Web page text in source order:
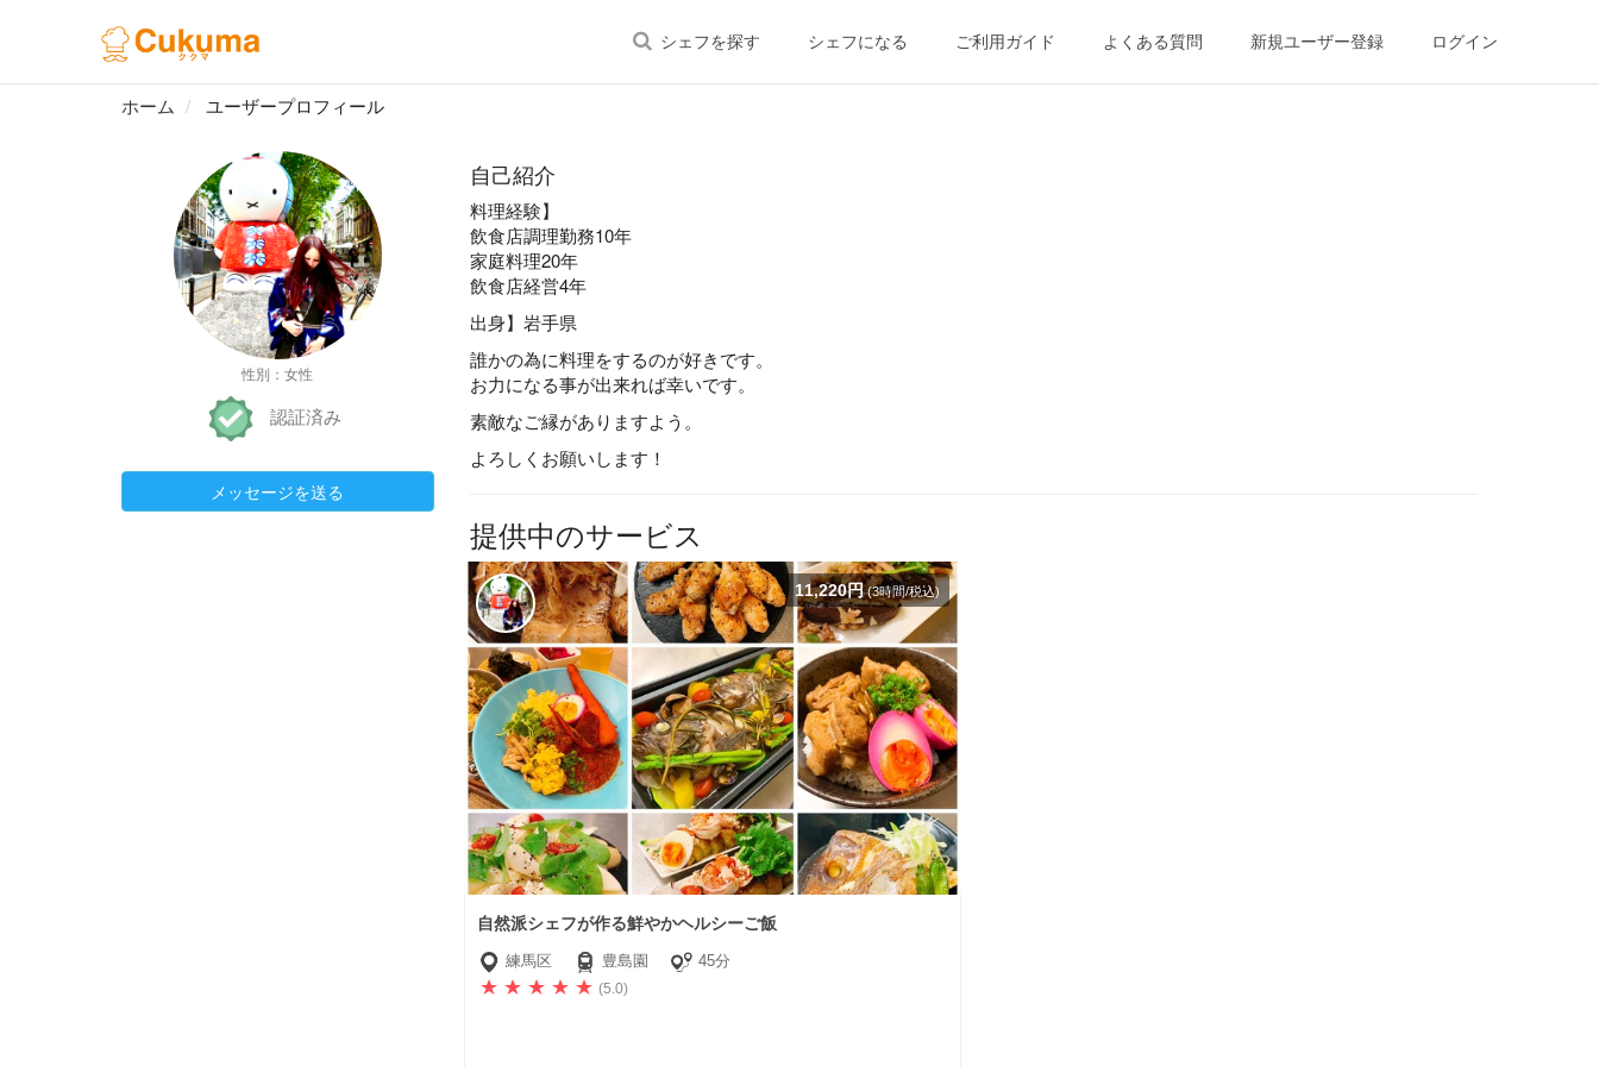
シェフを探す シェフになる ご利用ガイド よくある質問 新規ユーザー登録 ログイン
ホーム ユーザープロフィール
性別：女性
認証済み
メッセージを送る
自己紹介
料理経験】
飲食店調理勤務10年
家庭料理20年
飲食店経営4年
出身】岩手県
誰かの為に料理をするのが好きです。
お力になる事が出来れば幸いです。
素敵なご縁がありますよう。
よろしくお願いします！
提供中のサービス
11,220円(3時間/税込)
自然派シェフが作る鮮やかヘルシーご飯
練馬区 豊島園 45分
(5.0)